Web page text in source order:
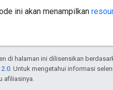
ini akan menampilkan
di halaman ini dilisensikan
. Untuk mengetahui informasi
afiliasinya.